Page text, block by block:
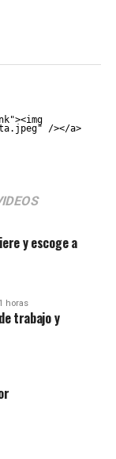
/></a>
y escoge a
horas
trabajo y